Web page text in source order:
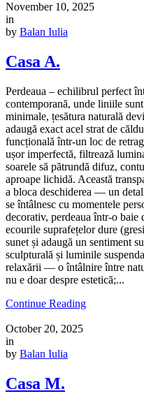
November 10, 2025
in
by Balan Iulia
Casa A.
Perdeaua – echilibrul perfect
contemporană, unde liniile
minimale, țesătura naturală
adaugă exact acel strat de
funcțională într-un loc de
ușor imperfectă, filtrează
soarele să pătrundă difuz,
aproape lichidă. Această
a bloca deschiderea — un
se întâlnesc cu momentele
decorativ, perdeaua într-o baie
ecourile suprafețelor dure
sunet și adaugă un sentiment
sculpturală și luminile
relaxării — o întâlnire între
nu e doar despre estetică;...
Continue Reading
October 20, 2025
in
by Balan Iulia
Casa M.